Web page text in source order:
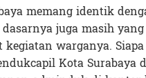
memang identik
juga masih
kegiatan warganya.
Kota